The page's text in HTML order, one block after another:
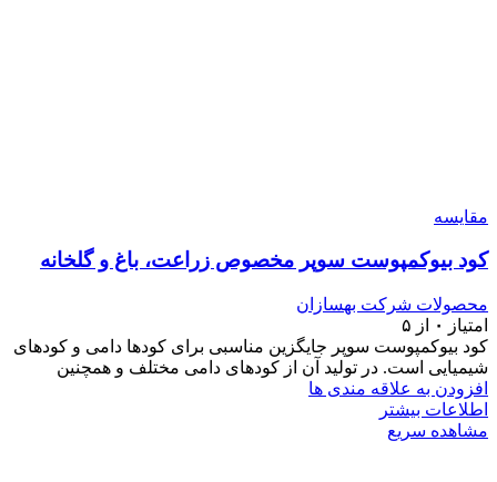
مقایسه
کود بیوکمپوست سوپر مخصوص زراعت، باغ و گلخانه
محصولات شرکت بهسازان
امتیاز
۰
از ۵
کود بیوکمپوست سوپر جایگزین مناسبی برای کودها دامی و کودهای
شیمیایی است. در تولید آن از کودهای دامی مختلف و همچنین
افزودن به علاقه مندی ها
اطلاعات بیشتر
مشاهده سریع